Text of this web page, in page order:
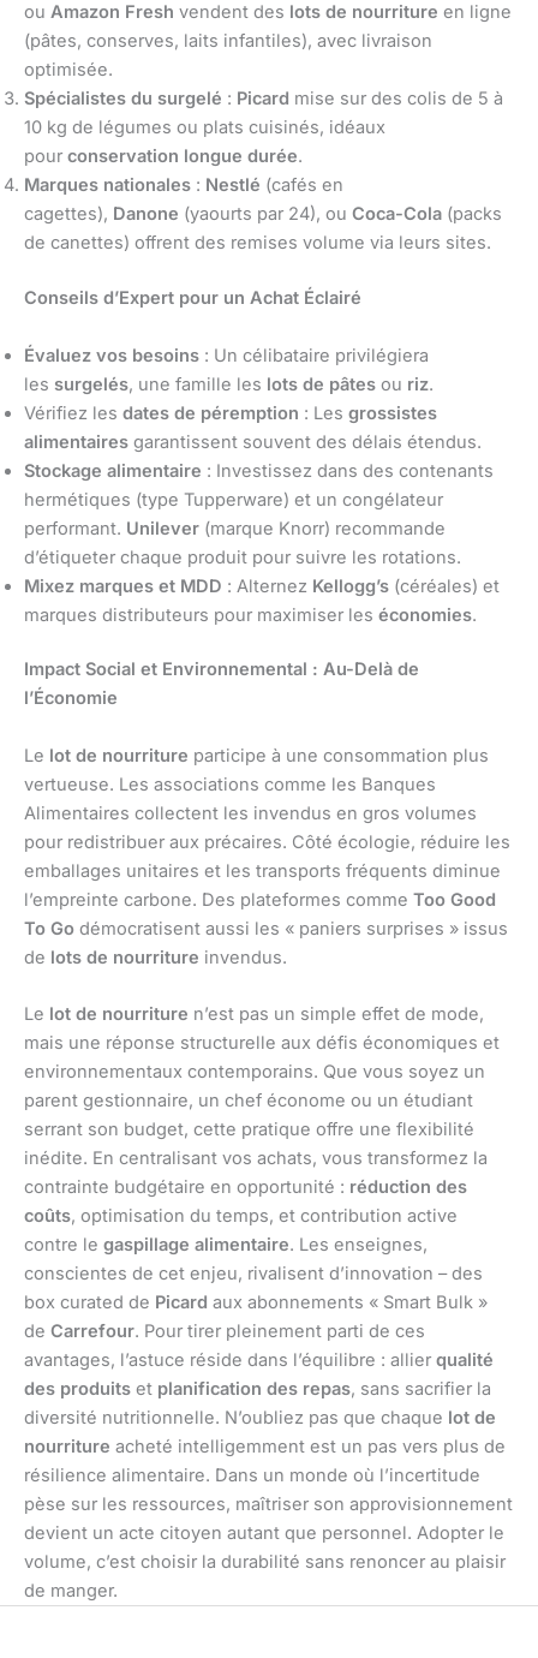
ou Amazon Fresh vendent des lots de nourriture en ligne
(pâtes, conserves, laits infantiles), avec livraison
optimisée.
Spécialistes du surgelé : Picard mise sur des colis de 5 à
10 kg de légumes ou plats cuisinés, idéaux
pour conservation longue durée.
Marques nationales : Nestlé (cafés en
cagettes), Danone (yaourts par 24), ou Coca-Cola (packs
de canettes) offrent des remises volume via leurs sites.
Conseils d’Expert pour un Achat Éclairé
Évaluez vos besoins : Un célibataire privilégiera
les surgelés, une famille les lots de pâtes ou riz.
Vérifiez les dates de péremption : Les grossistes
alimentaires garantissent souvent des délais étendus.
Stockage alimentaire : Investissez dans des contenants
hermétiques (type Tupperware) et un congélateur
performant. Unilever (marque Knorr) recommande
d’étiqueter chaque produit pour suivre les rotations.
Mixez marques et MDD : Alternez Kellogg’s (céréales) et
marques distributeurs pour maximiser les économies.
Impact Social et Environnemental : Au-Delà de
l’Économie
Le lot de nourriture participe à une consommation plus
vertueuse. Les associations comme les Banques
Alimentaires collectent les invendus en gros volumes
pour redistribuer aux précaires. Côté écologie, réduire les
emballages unitaires et les transports fréquents diminue
l’empreinte carbone. Des plateformes comme Too Good
To Go démocratisent aussi les « paniers surprises » issus
de lots de nourriture invendus.
Le lot de nourriture n’est pas un simple effet de mode,
mais une réponse structurelle aux défis économiques et
environnementaux contemporains. Que vous soyez un
parent gestionnaire, un chef économe ou un étudiant
serrant son budget, cette pratique offre une flexibilité
inédite. En centralisant vos achats, vous transformez la
contrainte budgétaire en opportunité : réduction des
coûts, optimisation du temps, et contribution active
contre le gaspillage alimentaire. Les enseignes,
conscientes de cet enjeu, rivalisent d’innovation – des
box curated de Picard aux abonnements « Smart Bulk »
de Carrefour. Pour tirer pleinement parti de ces
avantages, l’astuce réside dans l’équilibre : allier qualité
des produits et planification des repas, sans sacrifier la
diversité nutritionnelle. N’oubliez pas que chaque lot de
nourriture acheté intelligemment est un pas vers plus de
résilience alimentaire. Dans un monde où l’incertitude
pèse sur les ressources, maîtriser son approvisionnement
devient un acte citoyen autant que personnel. Adopter le
volume, c’est choisir la durabilité sans renoncer au plaisir
de manger.